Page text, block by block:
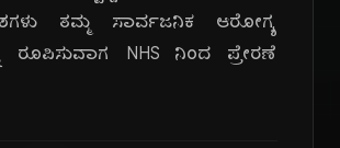
ತಮ್ಮ ಸಾರ್ವಜನಿಕ ಆರೋಗ್ಯ
ರೂಪಿಸುವಾಗ NHS ನಿಂದ ಪ್ರೇರಣೆ